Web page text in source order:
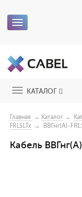
Toggle
ToggleКАТАЛОГ
Главная → Каталог →
FRLSLTx → ВВГнг(А)-
Кабель